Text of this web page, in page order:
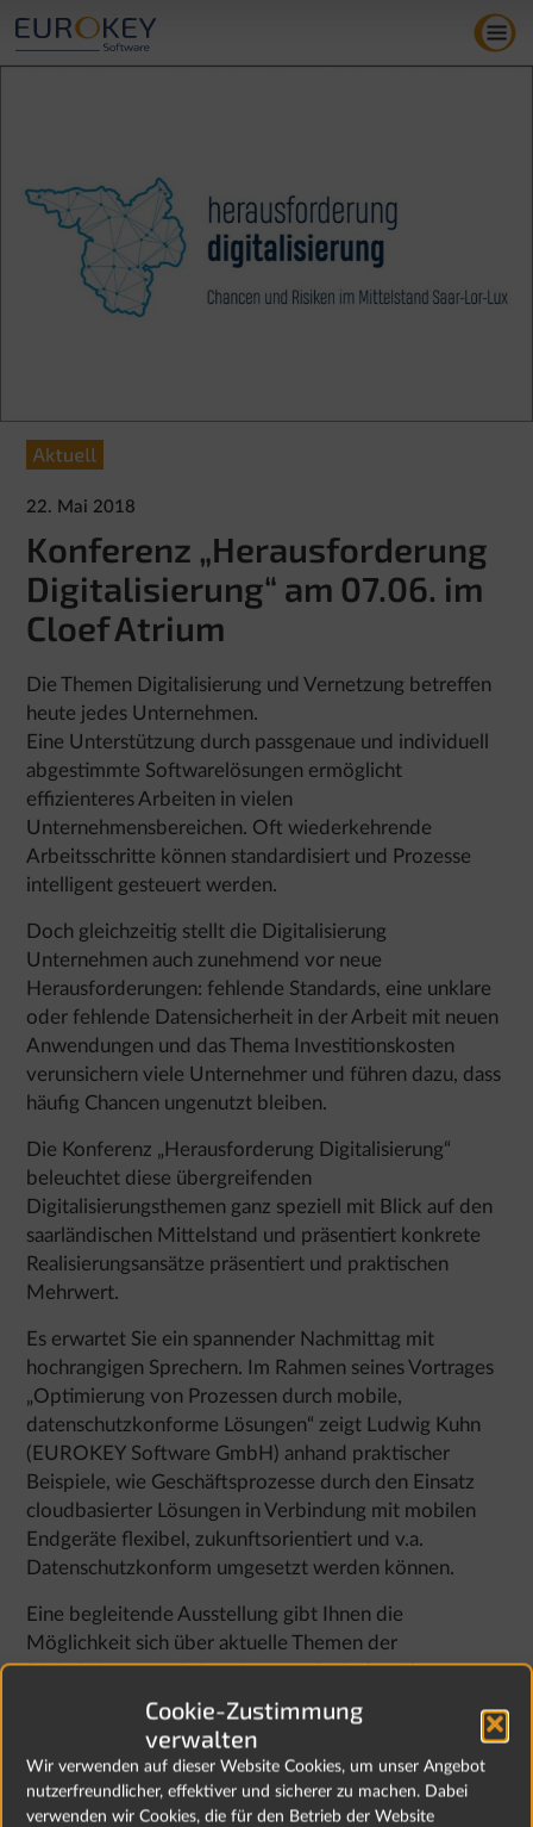
Cookie-Zustimmung
verwalten
Wir verwenden auf dieser Website Cookies, um unser Angebot
nutzerfreundlicher, effektiver und sicherer zu machen. Dabei
verwenden wir Cookies, die für den Betrieb der Website
Inhalt
springen
22. Mai 2018
Konferenz „Herausforderung
Digitalisierung“ am 07.06. im
Cloef Atrium
Die Themen Digitalisierung und Vernetzung betreffen
heute jedes Unternehmen.
Eine Unterstützung durch passgenaue und individuell
abgestimmte Softwarelösungen ermöglicht
effizienteres Arbeiten in vielen
Unternehmensbereichen. Oft wiederkehrende
Arbeitsschritte können standardisiert und Prozesse
intelligent gesteuert werden.
Doch gleichzeitig stellt die Digitalisierung
Unternehmen auch zunehmend vor neue
Herausforderungen: fehlende Standards, eine unklare
oder fehlende Datensicherheit in der Arbeit mit neuen
Anwendungen und das Thema Investitionskosten
verunsichern viele Unternehmer und führen dazu, dass
häufig Chancen ungenutzt bleiben.
Die Konferenz „Herausforderung Digitalisierung“
beleuchtet diese übergreifenden
Digitalisierungsthemen ganz speziell mit Blick auf den
saarländischen Mittelstand und präsentiert konkrete
Realisierungsansätze präsentiert und praktischen
Mehrwert.
Es erwartet Sie ein spannender Nachmittag mit
hochrangigen Sprechern. Im Rahmen seines Vortrages
„Optimierung von Prozessen durch mobile,
datenschutzkonforme Lösungen“ zeigt Ludwig Kuhn
(EUROKEY Software GmbH) anhand praktischer
Beispiele, wie Geschäftsprozesse durch den Einsatz
cloudbasierter Lösungen in Verbindung mit mobilen
Endgeräte flexibel, zukunftsorientiert und v.a.
Datenschutzkonform umgesetzt werden können.
Eine begleitende Ausstellung gibt Ihnen die
Möglichkeit sich über aktuelle Themen der
Digitalisierung zu informieren und mit den Akteuren
auszutauschen.
Die Konferenz „Herausforderung Digitalisierung“
findet am 07.06.2018 von 14:30 bis 19 Uhr im Cloef-
Atrium in Mettlach statt.